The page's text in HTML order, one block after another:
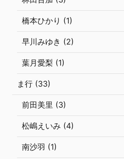
橋本ひかり (1)
早川みゆき (2)
葉月愛梨 (1)
ま行 (33)
前田美里 (3)
松嶋えいみ (4)
南沙羽 (1)